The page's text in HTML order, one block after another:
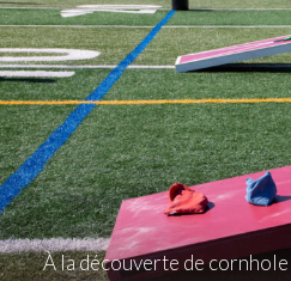
À la découverte de